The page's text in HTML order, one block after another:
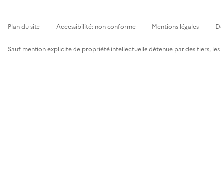
Plan du site Accessibilité: non conforme Mentions légales
Sauf mention explicite de propriété intellectuelle détenue par des tiers,